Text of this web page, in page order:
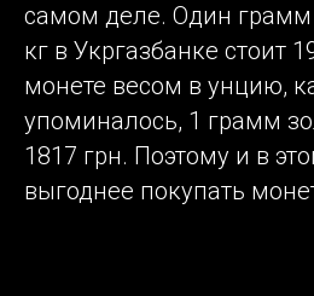
самом деле. Один грамм
кг в Укргазбанке стоит
монете весом в унцию,
упоминалось, 1 грамм
1817 грн. Поэтому и в
выгоднее покупать